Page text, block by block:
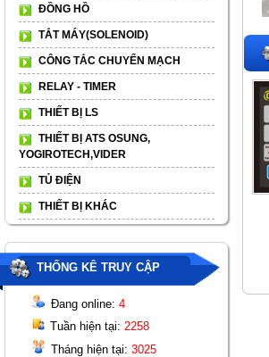
ĐỒNG HỒ
TẮT MÁY(SOLENOID)
CÔNG TẮC CHUYỂN MẠCH
RELAY - TIMER
THIẾT BỊ LS
THIẾT BỊ ATS OSUNG,
YOGIROTECH,VIDER
TỦ ĐIỆN
THIẾT BỊ KHÁC
THỐNG KÊ TRUY CẬP
Đang online: 4
Tuần hiện tại: 2258
Tháng hiện tại: 3025